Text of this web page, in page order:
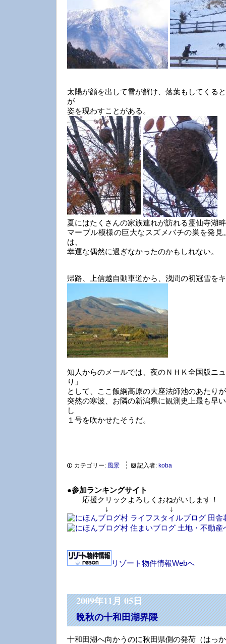
太陽が顔を出して雪が解け、落葉もしてくる
が
姿を現わすことがある。
夏にはたくさんの家族連れが訪れる霊仙寺湖
マーブル模様の巨大なスズメバチの巣を発
は、
幸運な偶然に過ぎなかったのかもしれない。
帰路、上信越自動車道から、浅間の初冠雪を
知人からのメールでは、夜のＮＨＫ全国版ニ
り」
として、ここ飯綱高原の大座法師池のあたり
突然の寒波、お隣の新潟県に観測史上最も早
し
１号を吹かせたそうだ。
カテゴリー: 風景 記入者: koba
●参加ランキングサイト
応援クリックよろしくおねがいします！
↓ ↓
リゾート物件情報Webへ
2009年11月 05日
晩秋の十和田湖界隈
十和田湖へ向かうのに秋田県側の発荷（はっ